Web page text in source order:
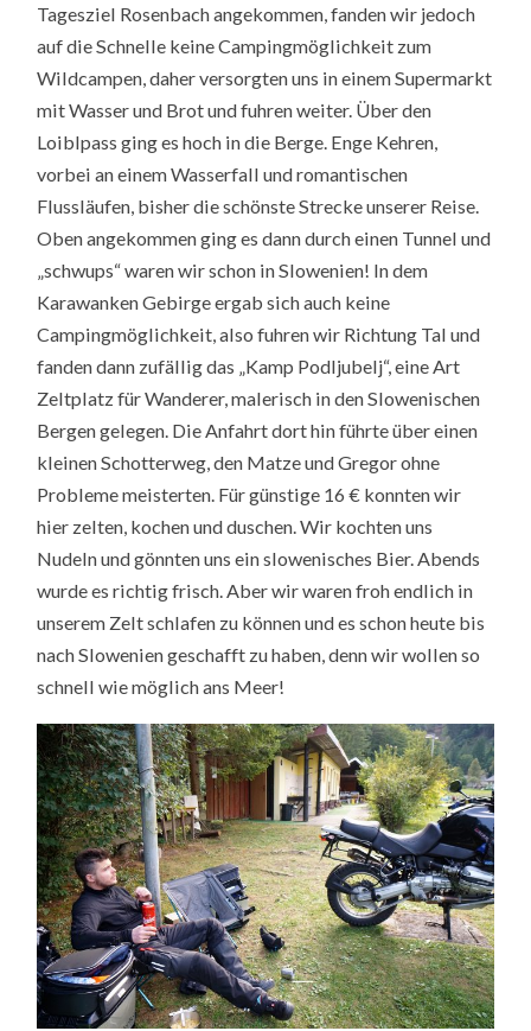
Tagesziel Rosenbach angekommen, fanden wir jedoch
auf die Schnelle keine Campingmöglichkeit zum
Wildcampen, daher versorgten uns in einem Supermarkt
mit Wasser und Brot und fuhren weiter. Über den
Loiblpass ging es hoch in die Berge. Enge Kehren,
vorbei an einem Wasserfall und romantischen
Flussläufen, bisher die schönste Strecke unserer Reise.
Oben angekommen ging es dann durch einen Tunnel und
„schwups“ waren wir schon in Slowenien! In dem
Karawanken Gebirge ergab sich auch keine
Campingmöglichkeit, also fuhren wir Richtung Tal und
fanden dann zufällig das „Kamp Podljubelj“, eine Art
Zeltplatz für Wanderer, malerisch in den Slowenischen
Bergen gelegen. Die Anfahrt dort hin führte über einen
kleinen Schotterweg, den Matze und Gregor ohne
Probleme meisterten. Für günstige 16 € konnten wir
hier zelten, kochen und duschen. Wir kochten uns
Nudeln und gönnten uns ein slowenisches Bier. Abends
wurde es richtig frisch. Aber wir waren froh endlich in
unserem Zelt schlafen zu können und es schon heute bis
nach Slowenien geschafft zu haben, denn wir wollen so
schnell wie möglich ans Meer!